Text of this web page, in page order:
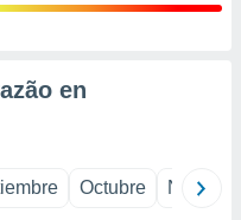
en
Octubre